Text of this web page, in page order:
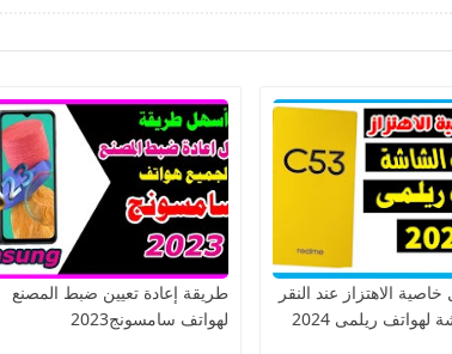
خاصية الاهتزاز عند النقر
ريلمى 2024
طريقة إعادة تعيين ضبط المصنع
لهواتف سامسونج2023